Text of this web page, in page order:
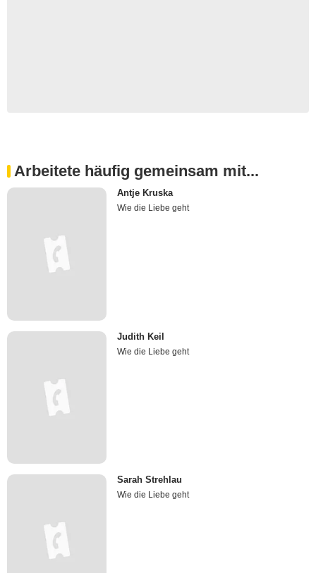
Arbeitete häufig gemeinsam mit...
Antje Kruska
Wie die Liebe geht
Judith Keil
Wie die Liebe geht
Sarah Strehlau
Wie die Liebe geht